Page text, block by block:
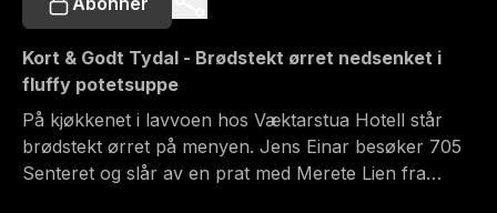
Kort & Godt Tydal - Brødstekt ørret nedsenket i
fluffy potetsuppe
På kjøkkenet i lavvoen hos Væktarstua Hotell står
brødstekt ørret på menyen. Jens Einar besøker 705
Senteret og slår av en prat med Merete Lien fra